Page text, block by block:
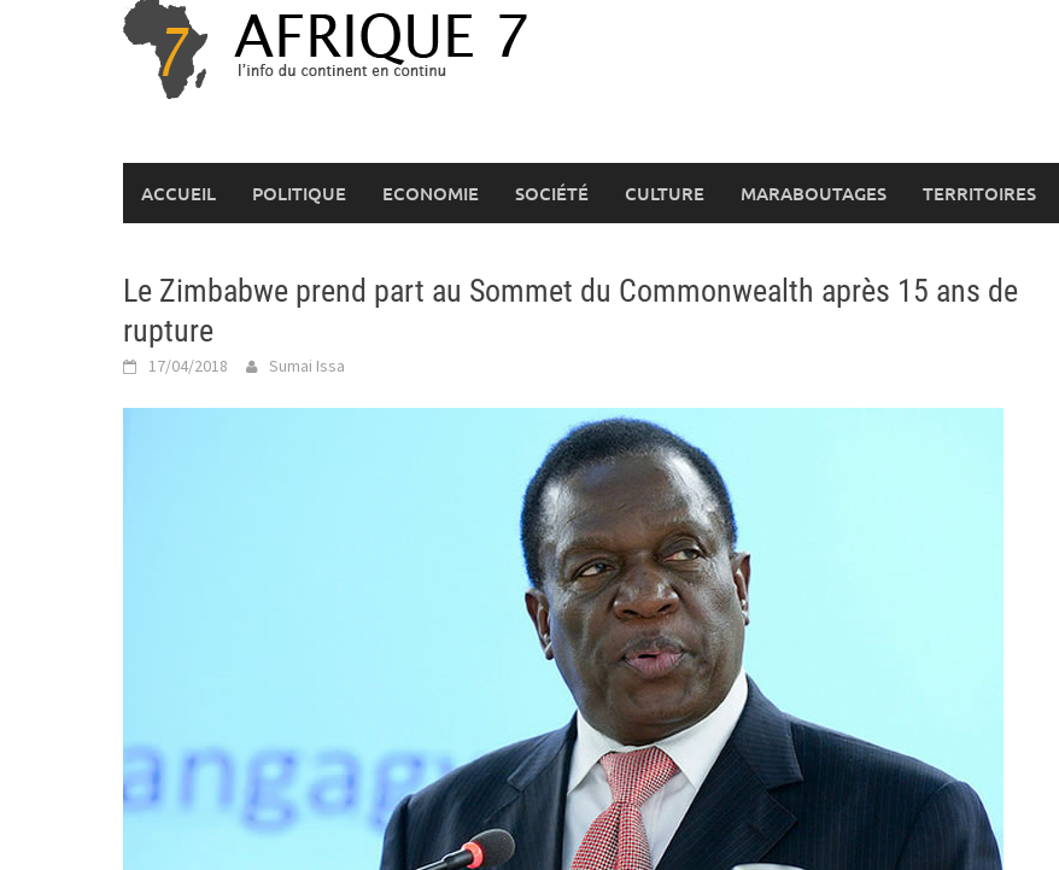
ACCUEIL POLITIQUE ECONOMIE SOCIÉTÉ CULTURE MARABOUTAGES TERRITOIRES
Le Zimbabwe prend part au Sommet du Commonwealth après 15 ans de
rupture
17/04/2018 Sumai Issa